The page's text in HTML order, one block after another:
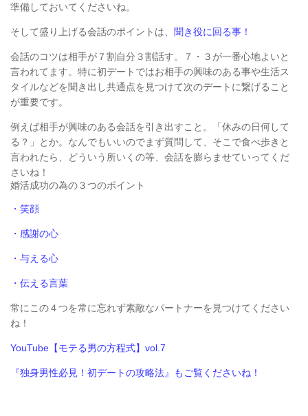
準備しておいてくださいね。
そして盛り上げる会話のポイントは、 聞き役に回る事！
会話のコツは相手が７割自分３割話す。７・３が一番心地よいと
言われてます。特に初デートではお相手の興味のある事や生活ス
タイルなどを聞き出し共通点を見つけて次のデートに繋げること
が重要です。
例えば相手が興味のある会話を引き出すこと。「 休みの日何して
る？」とか。なんでもいいのでまず質問して、そこで食べ歩きと
言われたら、
どういう所いくの等、会話を膨らませていってくだ
さいね！
婚活成功の為の３つのポイント
・笑顔
・感謝の心
・与える心
・伝える言葉
常にこの４つを常に忘れず素敵なパートナーを見つけてください
ね！
YouTube【モテる男の方程式】vol.7
『独身男性必見！初デートの攻略法』もご覧くださいね！